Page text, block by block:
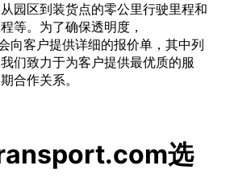
园区到装货点的零公里行驶里程和
等。为了确保透明度，
客户提供详细的报价单，其中列
们致力于为客户提供最优质的服
合作关系。
选